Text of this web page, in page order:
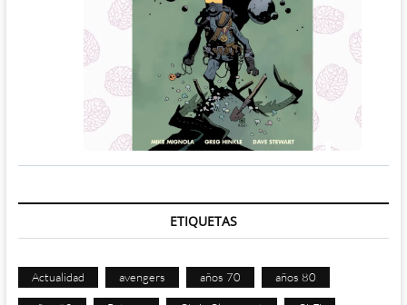
ETIQUETAS
Actualidad avengers años 70 años 80